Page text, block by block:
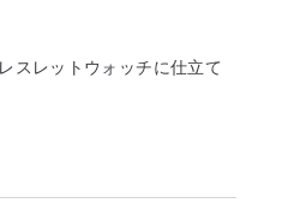
、ご了承ください。
スレットウォッチに仕立て